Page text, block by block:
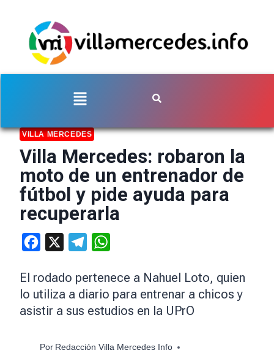
VILLA MERCEDES
Villa Mercedes: robaron la
moto de un entrenador de
fútbol y pide ayuda para
recuperarla
Facebook Telegram
El rodado pertenece a Nahuel Loto, quien
lo utiliza a diario para entrenar a chicos y
asistir a sus estudios en la UPrO
Por Redacción Villa Mercedes Info